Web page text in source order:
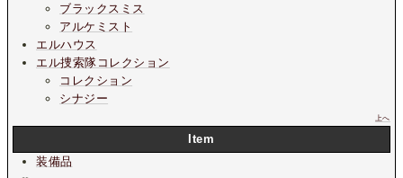
ブラックスミス
アルケミスト
エルハウス
エル捜索隊コレクション
コレクション
シナジー
上へ
Item
装備品